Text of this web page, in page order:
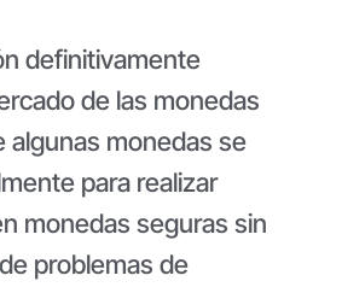
definitivamente
de las monedas
algunas monedas se
para realizar
monedas seguras sin
problemas de